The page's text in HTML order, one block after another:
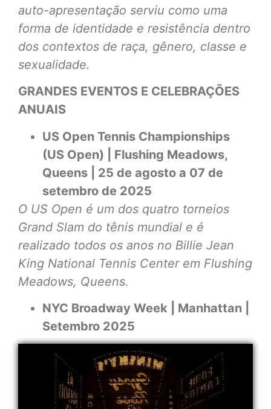
auto-apresentação serviu como uma
forma de identidade e resistência dentro
dos contextos de raça, gênero, classe e
sexualidade.
GRANDES EVENTOS E CELEBRAÇÕES
ANUAIS
US Open Tennis Championships
(US Open) | Flushing Meadows,
Queens | 25 de agosto a 07 de
setembro de 2025
O US Open é um dos quatro torneios
Grand Slam do tênis mundial e é
realizado todos os anos no Billie Jean
King National Tennis Center em Flushing
Meadows, Queens.
NYC Broadway Week | Manhattan |
Setembro 2025